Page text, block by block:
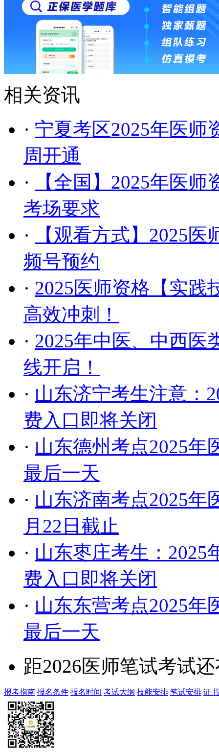
相关资讯
· 宁夏考区2025年医师
周开通
·
【全国】2025年医
考场要求
·
【观看方式】2025
频号预约
· 2025医师资格【实践
高效冲刺！
· 2025年中医、中西医
线开启！
· 山东济宁考生注意：
费入口即将关闭
· 山东德州考点2025年
最后一天
· 山东济南考点2025年
月22日截止
· 山东枣庄考生：2025
费入口即将关闭
· 山东东营考点2025年
最后一天
距2026医师笔试考试
报考指南 报名条件 报名时间 考试大纲 技能安排 笔试安排 证